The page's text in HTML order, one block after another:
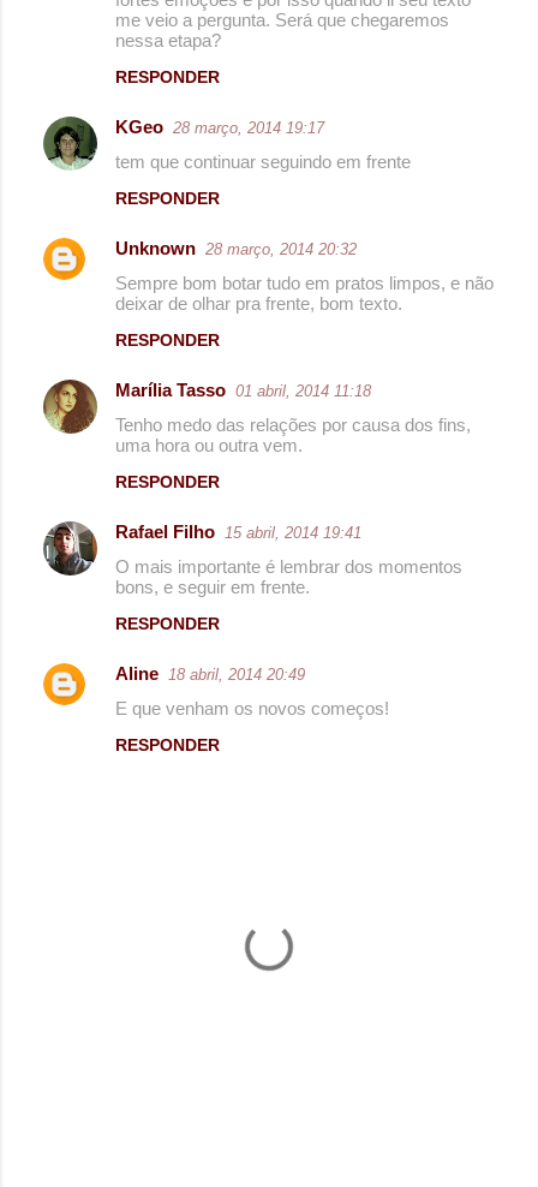
me veio a pergunta. Será que chegaremos
nessa etapa?
RESPONDER
KGeo 28 março, 2014 19:17
tem que continuar seguindo em frente
RESPONDER
Unknown 28 março, 2014 20:32
Sempre bom botar tudo em pratos limpos, e não
deixar de olhar pra frente, bom texto.
RESPONDER
Marília Tasso 01 abril, 2014 11:18
Tenho medo das relações por causa dos fins,
uma hora ou outra vem.
RESPONDER
Rafael Filho 15 abril, 2014 19:41
O mais importante é lembrar dos momentos
bons, e seguir em frente.
RESPONDER
Aline 18 abril, 2014 20:49
E que venham os novos começos!
RESPONDER